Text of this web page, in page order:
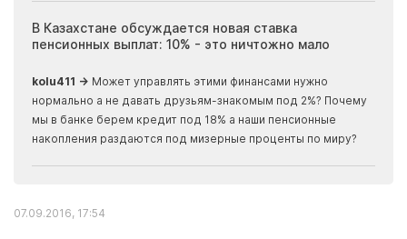
В Казахстане обсуждается новая ставка
пенсионных выплат: 10% - это ничтожно мало
kolu411 → Может управлять этими финансами нужно
нормально а не давать друзьям-знакомым под 2%? Почему
мы в банке берем кредит под 18% а наши пенсионные
накопления раздаются под мизерные проценты по миру?
07.09.2016, 17:54